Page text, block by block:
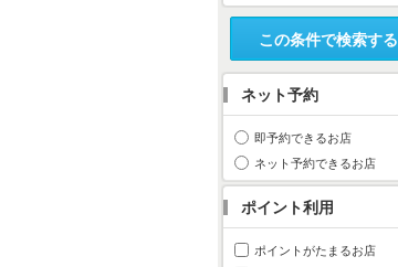
この条件で検索する
ネット予約
即予約できるお店
ネット予約できるお店
ポイント利用
ポイントがたまるお店